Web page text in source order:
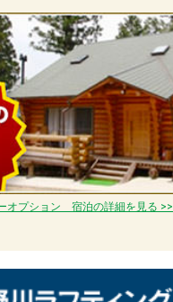
オプション 宿泊の詳細を見る >>